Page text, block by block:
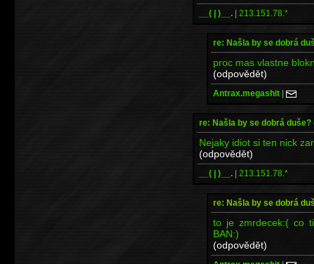
__( | )__. | 213.151.78.*
re: Našla by se dobrá
proc mas vlastne
(odpovědět)
Antrax.megashit |
re: Našla by se dobrá
Nejaky idiot si ten nick
(odpovědět)
__( | )__. | 213.151.78.*
re: Našla by se dobrá
to je zmrdecek:( co
BAN:)
(odpovědět)